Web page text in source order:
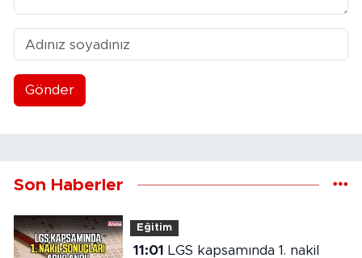
Gönder
Son Haberler
Eğitim
11:01